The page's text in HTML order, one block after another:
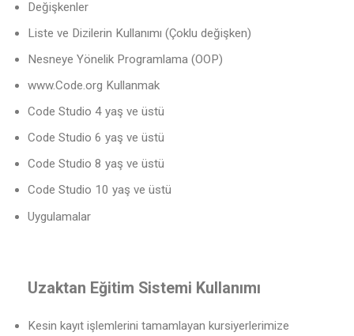
Değişkenler
Liste ve Dizilerin Kullanımı (Çoklu değişken)
Nesneye Yönelik Programlama (OOP)
www.Code.org Kullanmak
Code Studio 4 yaş ve üstü
Code Studio 6 yaş ve üstü
Code Studio 8 yaş ve üstü
Code Studio 10 yaş ve üstü
Uygulamalar
Uzaktan Eğitim Sistemi Kullanımı
Kesin kayıt işlemlerini tamamlayan kursiyerlerimize